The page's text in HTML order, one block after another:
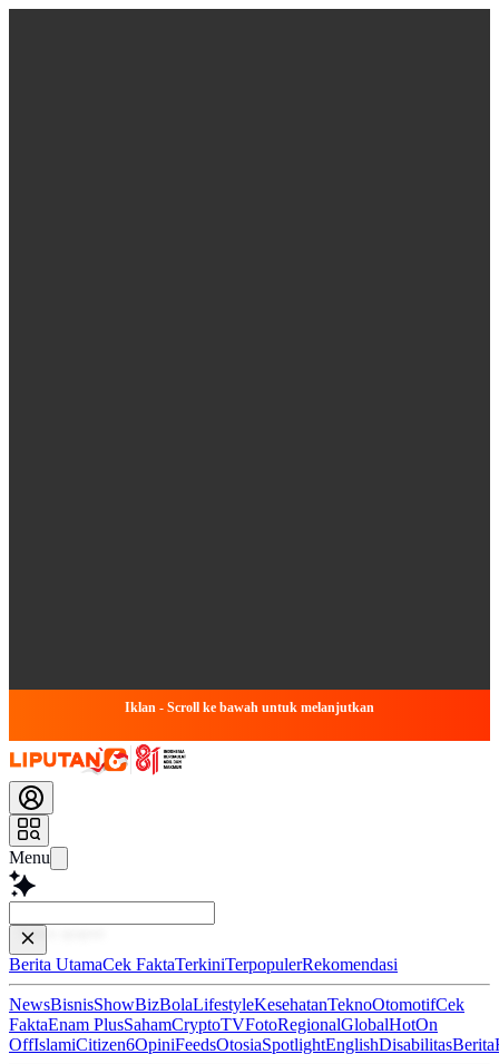
Iklan - Scroll ke bawah untuk melanjutkan
Menu
Baca leb
Berita UtamaCek FaktaTerkiniTerpopulerRekomendasi
NewsBisnisShowBizBolaLifestyleKesehatanTeknoOtomotifCek
FaktaEnam PlusSahamCryptoTVFotoRegionalGlobalHotOn
OffIslamiCitizen6OpiniFeedsOtosiaSpotlightEnglishDisabilitasBerita